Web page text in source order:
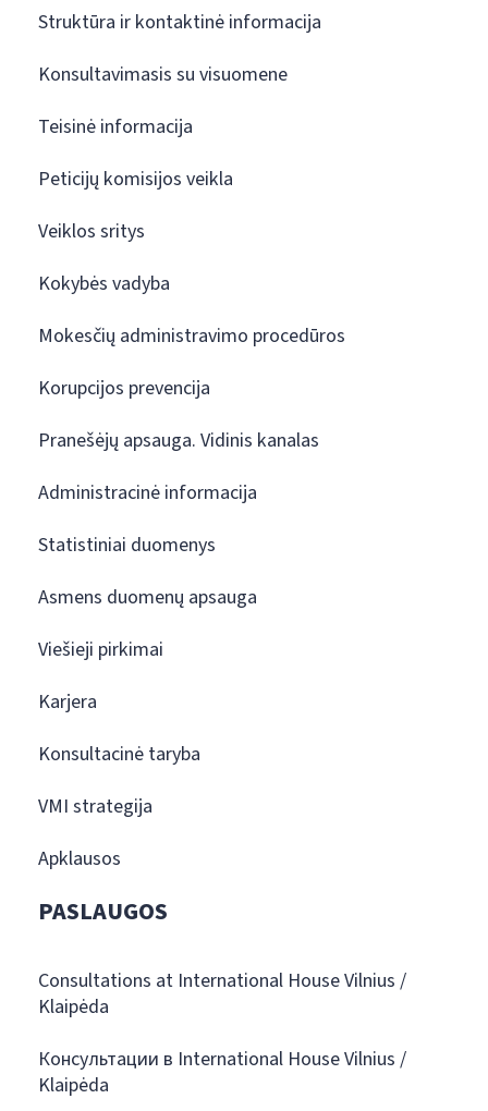
Struktūra ir kontaktinė informacija
Konsultavimasis su visuomene
Teisinė informacija
Peticijų komisijos veikla
Veiklos sritys
Kokybės vadyba
Mokesčių administravimo procedūros
Korupcijos prevencija
Pranešėjų apsauga. Vidinis kanalas
Administracinė informacija
Statistiniai duomenys
Asmens duomenų apsauga
Viešieji pirkimai
Karjera
Konsultacinė taryba
VMI strategija
Apklausos
PASLAUGOS
Consultations at International House Vilnius /
Klaipėda
Консультации в International House Vilnius /
Klaipėda